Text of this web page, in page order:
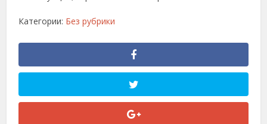
Категории: Без рубрики